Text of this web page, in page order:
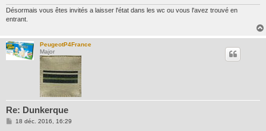
Désormais vous êtes invités a laisser l'état dans les wc ou vous l'avez trouvé en
entrant.
PeugeotP4France
Major
Re: Dunkerque
M
18 déc. 2016, 16:29